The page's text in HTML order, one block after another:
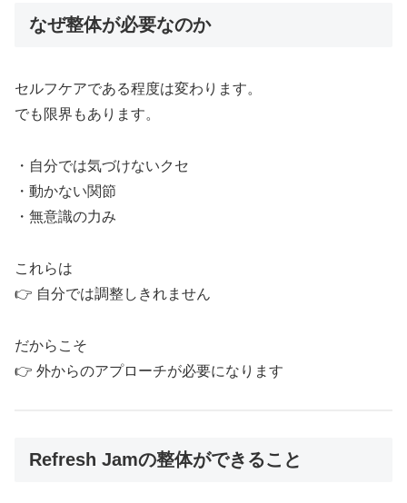
なぜ整体が必要なのか
セルフケアである程度は変わります。
でも限界もあります。
・自分では気づけないクセ
・動かない関節
・無意識の力み
これらは
👉 自分では調整しきれません
だからこそ
👉 外からのアプローチが必要になります
Refresh Jamの整体ができること